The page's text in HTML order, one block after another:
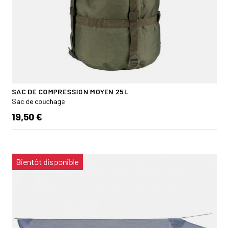
SAC DE COMPRESSION MOYEN 25L
Sac de couchage
19,50 €
Bientôt disponible